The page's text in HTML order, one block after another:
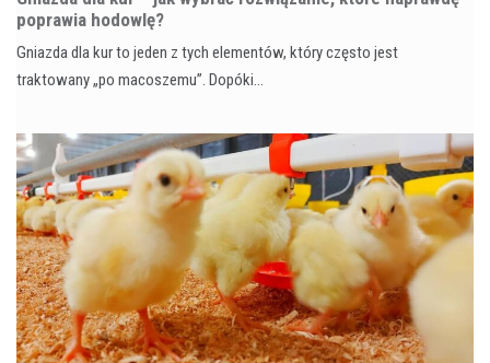
poprawia hodowlę?
Gniazda dla kur to jeden z tych elementów, który często jest
traktowany „po macoszemu”. Dopóki…